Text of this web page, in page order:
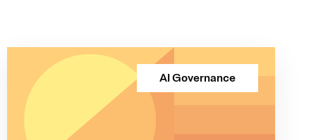
AI Governance